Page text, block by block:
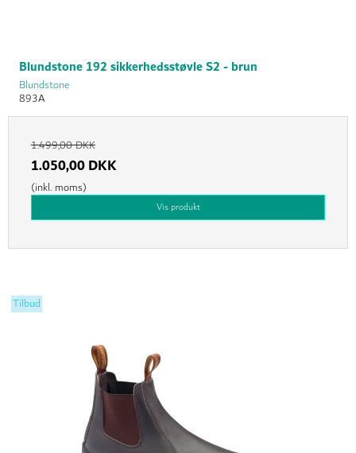
Blundstone 192 sikkerhedsstøvle S2 - brun
Blundstone
893A
1.499,00 DKK
1.050,00 DKK
(inkl. moms)
Vis produkt
Tilbud